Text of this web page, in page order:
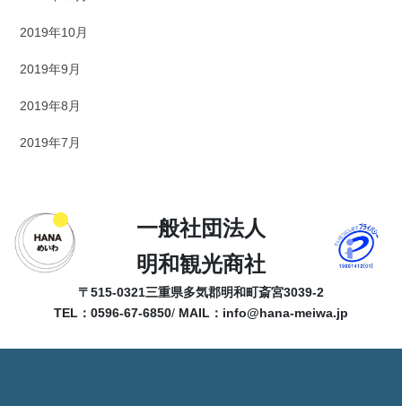
2019年10月
2019年9月
2019年8月
2019年7月
一般社団法人
明和観光商社
〒515-0321三重県多気郡明和町斎宮3039-2
TEL：0596-67-6850/ MAIL： info@hana-meiwa.jp